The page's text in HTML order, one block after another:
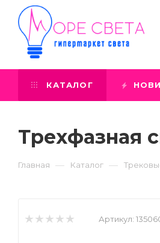
КАТАЛОГ
Трехфазная
Главная — Каталог —
Артикул: